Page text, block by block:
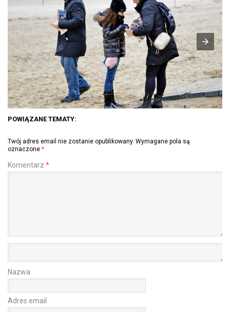
POWIĄZANE TEMATY:
Twój adres email nie zostanie opublikowany. Wymagane pola są
oznaczone *
Komentarz *
Nazwa
Adres email